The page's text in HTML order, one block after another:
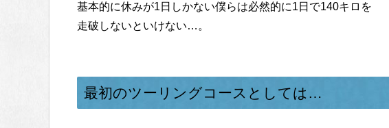
基本的に休みが1日しかない僕らは必然的に1日で140キロを
走破しないといけない…。
最初のツーリングコースとしては…